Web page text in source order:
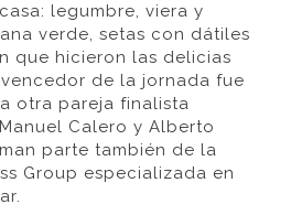
legumbre, viera y
verde, setas con dátiles
que hicieron las delicias
de la jornada fue
otra pareja finalista
Calero y Alberto
parte también de la
Group especializada en